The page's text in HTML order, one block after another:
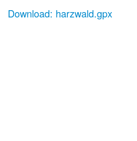
Download: harzwald.gpx